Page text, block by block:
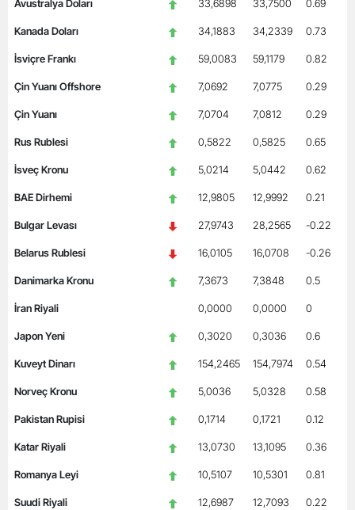
Avustralya Doları 33,6898 33,7500 0.69
Kanada Doları 34,1883 34,2339 0.73
İsviçre Frankı 59,0083 59,1179 0.82
Çin Yuanı Offshore 7,0692 7,0775 0.29
Çin Yuanı 7,0704 7,0812 0.29
Rus Rublesi 0,5822 0,5825 0.65
İsveç Kronu 5,0214 5,0442 0.62
BAE Dirhemi 12,9805 12,9992 0.21
Bulgar Levası 27,9743 28,2565 -0.22
Belarus Rublesi 16,0105 16,0708 -0.26
Danimarka Kronu 7,3673 7,3848 0.5
İran Riyali 0,0000 0,0000 0
Japon Yeni 0,3020 0,3036 0.6
Kuveyt Dinarı 154,2465 154,7974 0.54
Norveç Kronu 5,0036 5,0328 0.58
Pakistan Rupisi 0,1714 0,1721 0.12
Katar Riyali 13,0730 13,1095 0.36
Romanya Leyi 10,5107 10,5301 0.81
Suudi Riyali 12,6987 12,7093 0.22